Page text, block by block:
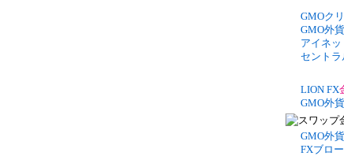
GMOク
GMO外
アイネ
セントラ
LION FX
GMO外
GMO外
FXブロ